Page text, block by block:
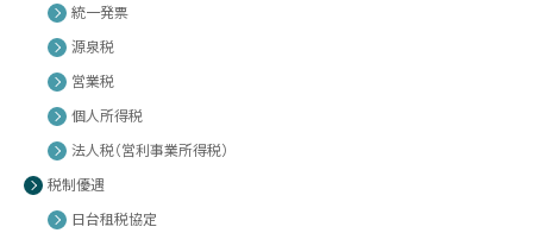
統一発票
源泉税
営業税
個人所得税
法人税（営利事業所得税）
税制優遇
日台租税協定